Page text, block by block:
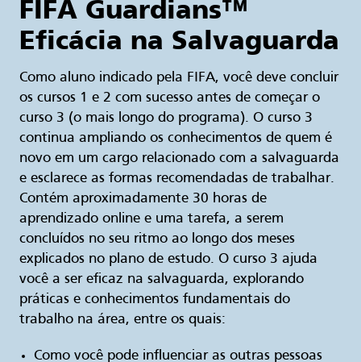
FIFA Guardians™
Eficácia na Salvaguarda
Como aluno indicado pela FIFA, você deve concluir
os cursos 1 e 2 com sucesso antes de começar o
curso 3 (o mais longo do programa). O curso 3
continua ampliando os conhecimentos de quem é
novo em um cargo relacionado com a salvaguarda
e esclarece as formas recomendadas de trabalhar.
Contém aproximadamente 30 horas de
aprendizado online e uma tarefa, a serem
concluídos no seu ritmo ao longo dos meses
explicados no plano de estudo. O curso 3 ajuda
você a ser eficaz na salvaguarda, explorando
práticas e conhecimentos fundamentais do
trabalho na área, entre os quais:
Como você pode influenciar as outras pessoas